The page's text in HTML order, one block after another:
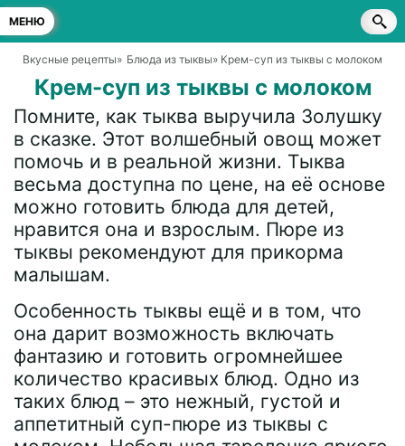
МЕНЮ
Вкусные рецепты» Блюда из тыквы» Крем-суп из тыквы с молоком
Крем-суп из тыквы с молоком
Помните, как тыква выручила Золушку
в сказке. Этот волшебный овощ может
помочь и в реальной жизни. Тыква
весьма доступна по цене, на её основе
можно готовить блюда для детей,
нравится она и взрослым. Пюре из
тыквы рекомендуют для прикорма
малышам.
Особенность тыквы ещё и в том, что
она дарит возможность включать
фантазию и готовить огромнейшее
количество красивых блюд. Одно из
таких блюд – это нежный, густой и
аппетитный суп-пюре из тыквы с